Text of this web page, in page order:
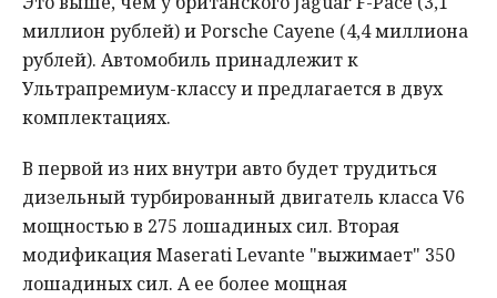
миллион рублей) и Porsche Cayene (4,4 миллиона
рублей). Автомобиль принадлежит к
Ультрапремиум-классу и предлагается в двух
комплектациях.
В первой из них внутри авто будет трудиться
дизельный турбированный двигатель класса V6
мощностью в 275 лошадиных сил. Вторая
модификация Maserati Levante "выжимает" 350
лошадиных сил. А ее более мощная